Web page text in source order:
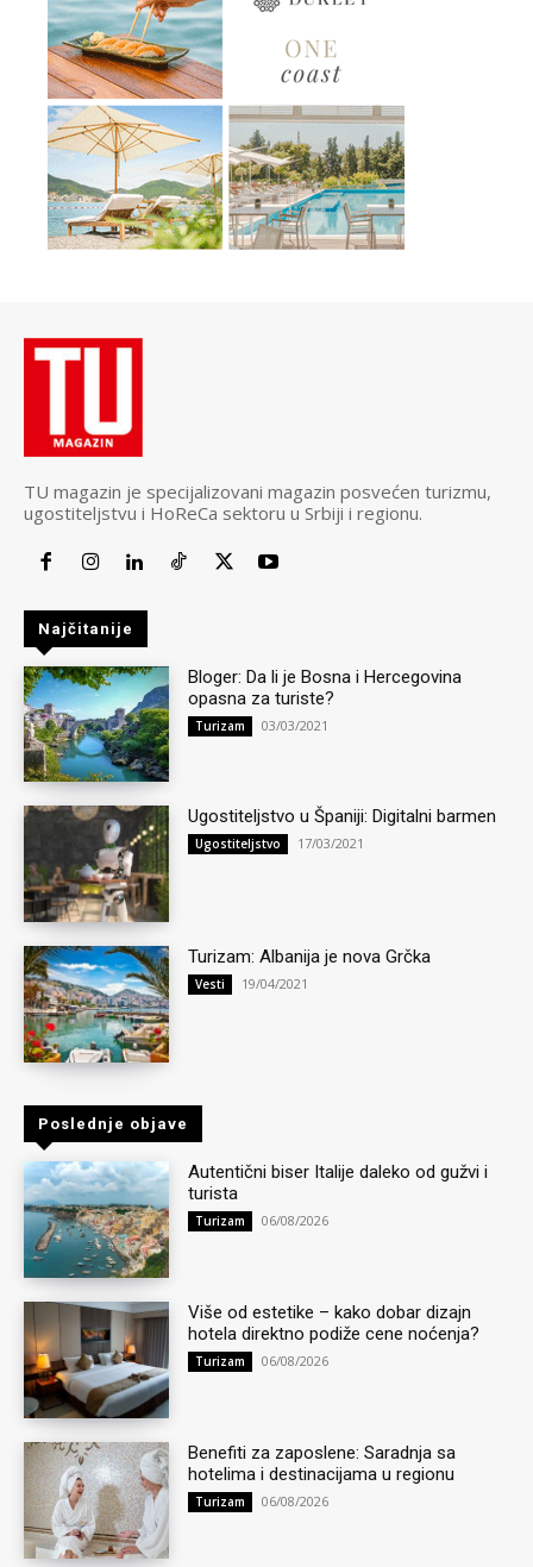
TU magazin je specijalizovani magazin posvećen turizmu,
ugostiteljstvu i HoReCa sektoru u Srbiji i regionu.
Najčitanije
Bloger: Da li je Bosna i Hercegovina
opasna za turiste?
Turizam 03/03/2021
Ugostiteljstvo u Španiji: Digitalni barmen
Ugostiteljstvo 17/03/2021
Turizam: Albanija je nova Grčka
Vesti 19/04/2021
Poslednje objave
Autentični biser Italije daleko od gužvi i
turista
Turizam 06/08/2026
Više od estetike – kako dobar dizajn
hotela direktno podiže cene noćenja?
Turizam 06/08/2026
Benefiti za zaposlene: Saradnja sa
hotelima i destinacijama u regionu
Turizam 06/08/2026